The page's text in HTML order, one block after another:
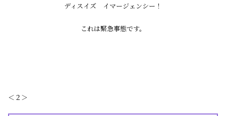
ディスイズ イマージェンシー！
これは緊急事態です。
＜２＞